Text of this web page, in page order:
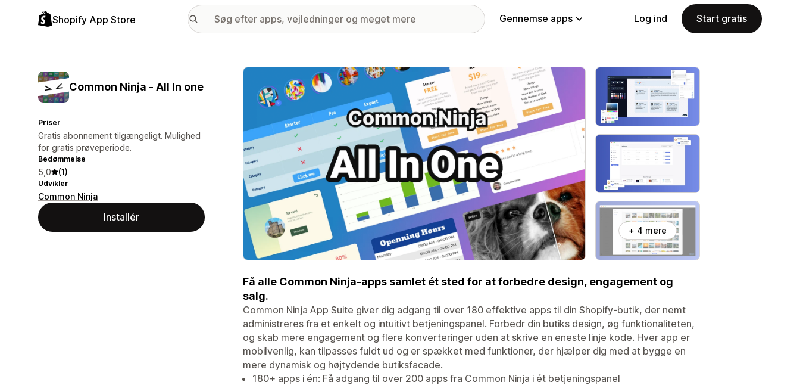
Shopify App Store Gennemse apps Log ind Start gratis
Common Ninja ‑ All In one
Priser
Gratis abonnement tilgængeligt. Mulighed
for gratis prøveperiode.
Bedømmelse
5,0 (1)
Udvikler
Common Ninja
Installér
Galleri med udvalgte billeder
+ 4 mere
Få alle Common Ninja-apps samlet ét sted for at forbedre design, engagement og
salg.
Common Ninja App Suite giver dig adgang til over 180 effektive apps til din Shopify-butik, der nemt
administreres fra et enkelt og intuitivt betjeningspanel. Forbedr din butiks design, øg funktionaliteten,
og skab mere engagement og flere konverteringer uden at skrive en eneste linje kode. Hver app er
mobilvenlig, kan tilpasses fuldt ud og er spækket med funktioner, der hjælper dig med at bygge en
mere dynamisk og højtydende butiksfacade.
180+ apps i én: Få adgang til over 200 apps fra Common Ninja i ét betjeningspanel